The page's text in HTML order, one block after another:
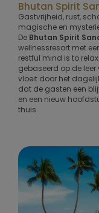
Bhutan Spirit
Gastvrijheid, rust,
magische en
De Bhutan Spirit
wellnessresort met
restful mind is to
gebaseerd op de
vloeit door het
dat de gasten een
en een nieuw
thuis.